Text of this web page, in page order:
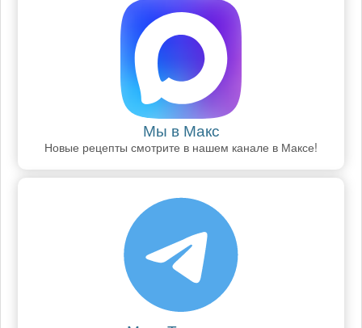
Мы в Макс
Новые рецепты смотрите в нашем канале в Максе!